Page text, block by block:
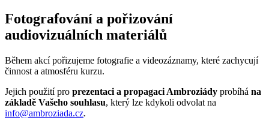
Fotografování a pořizování
audiovizuálních materiálů
Během akcí pořizujeme fotografie a videozáznamy, které zachycují
činnost a atmosféru kurzu.
Jejich použití pro prezentaci a propagaci Ambroziády probíhá na
základě Vašeho souhlasu, který lze kdykoli odvolat na
info@ambroziada.cz.